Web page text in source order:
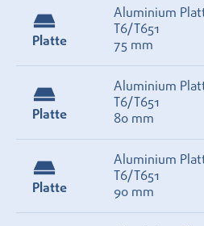
Platte
Aluminium
T6/T651
75 mm
Platte
Aluminium
T6/T651
80 mm
Platte
Aluminium
T6/T651
90 mm